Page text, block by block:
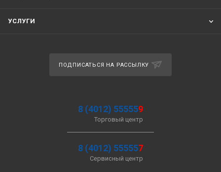
УСЛУГИ
ПОДПИСАТЬСЯ НА РАССЫЛКУ
8 (4012) 555559
Торговый центр
8 (4012) 555557
Сервисный центр